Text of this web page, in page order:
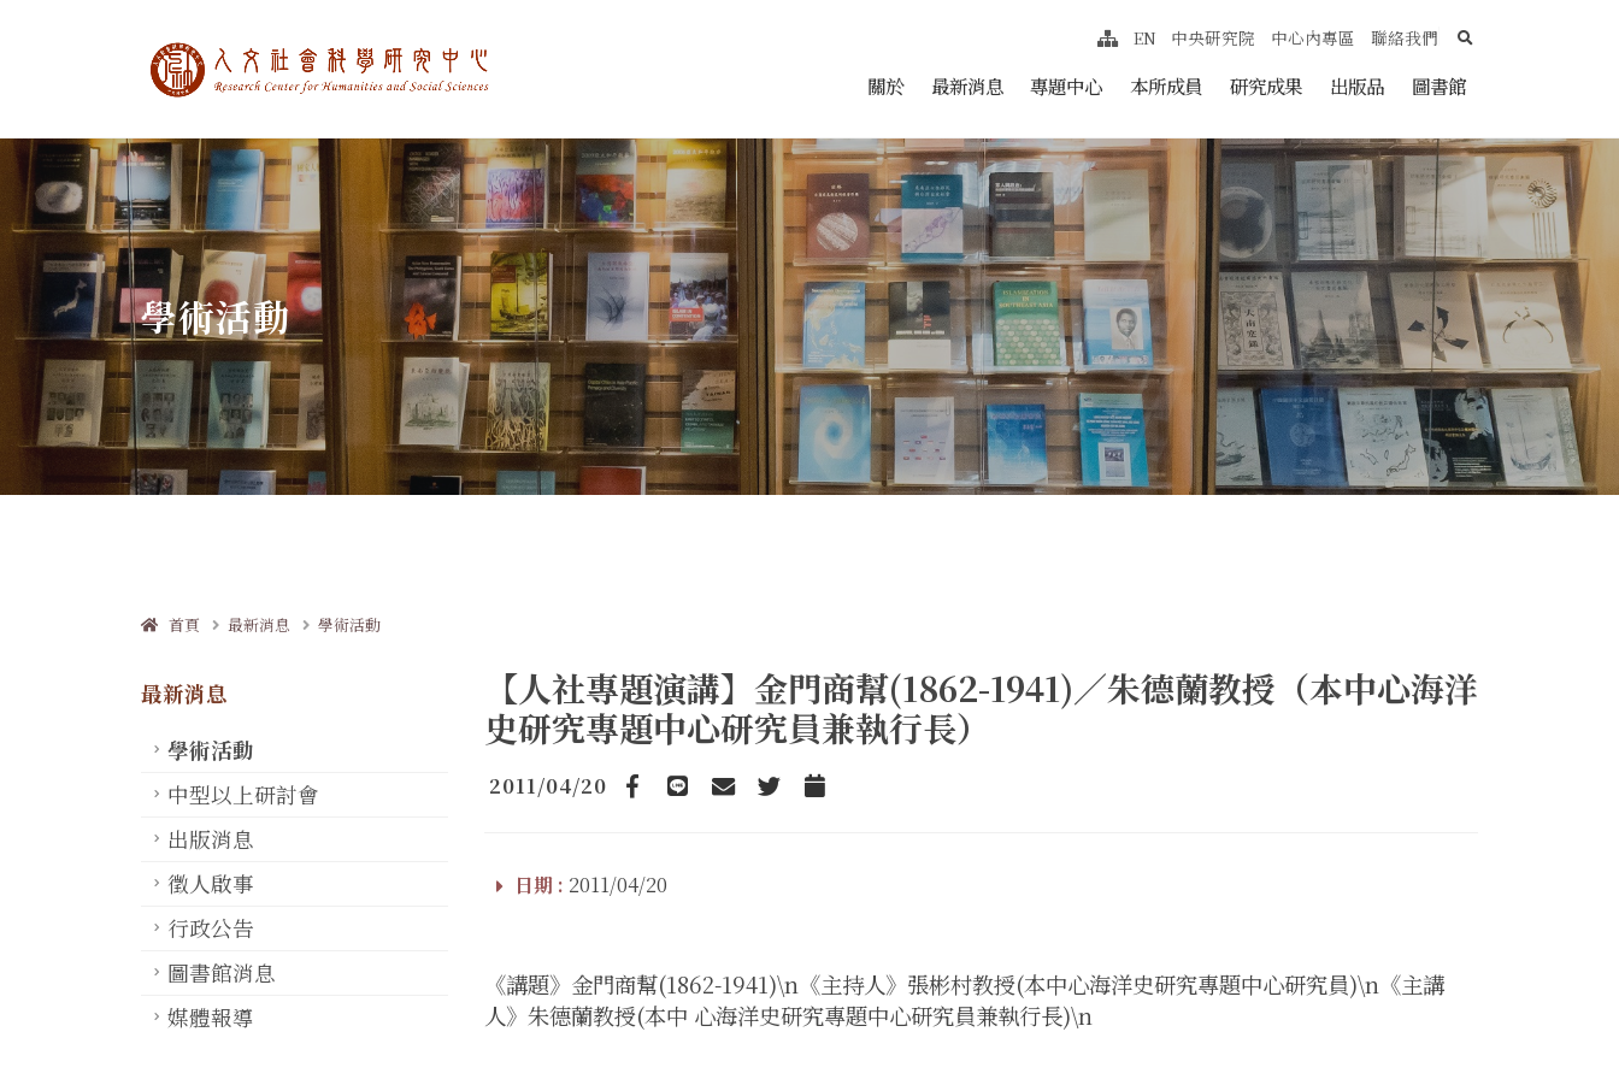
中央研究院人文社會科學研究中心 跳至中央區塊/Main Content
關於 最新消息 專題中心 本所成員 研究成果 出版品 圖書館
網站導覽
EN 中央研究院 中心內專區 聯絡我們 search
學術活動
首頁 最新消息 學術活動
最新消息
學術活動
中型以上研討會
出版消息
徵人啟事
行政公告
圖書館消息
媒體報導
【人社專題演講】金門商幫(1862-1941)／朱德蘭教授（本中心海洋
史研究專題中心研究員兼執行長）
2011/04/20
Facebook
line emailTwitterAdd to Calendar
日期 : 2011/04/20
《講題》金門商幫(1862-1941)\n《主持人》張彬村教授(本中心海洋史研究專題中心研究員)\n《主講
人》朱德蘭教授(本中 心海洋史研究專題中心研究員兼執行長)\n